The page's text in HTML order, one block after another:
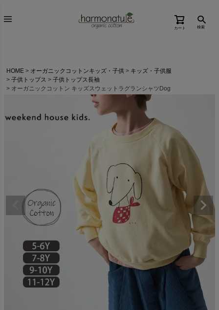
カート 検索
HOME オーガニックコットンキッズ・子供
キッズ・子供服
子供トップス
子供トップス長袖
オーガニックコットン キッズスウェットラグランシャツDog